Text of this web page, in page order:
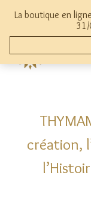
La boutique en
création,